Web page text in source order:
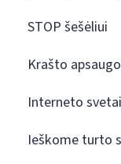
STOP šešėliui
Krašto
Interneto
Ieškome turto